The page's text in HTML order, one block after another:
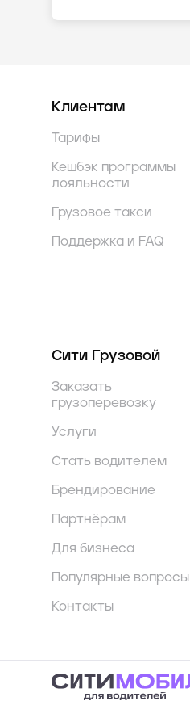
Клиентам
Тарифы
Кешбэк программы
лояльности
Грузовое такси
Поддержка и FAQ
Сити Грузовой
Заказать
грузоперевозку
Услуги
Стать водителем
Брендирование
Партнёрам
Для бизнеса
Популярные вопросы
Контакты